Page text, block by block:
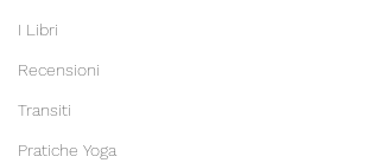
I Libri
Recensioni
Transiti
Pratiche Yoga